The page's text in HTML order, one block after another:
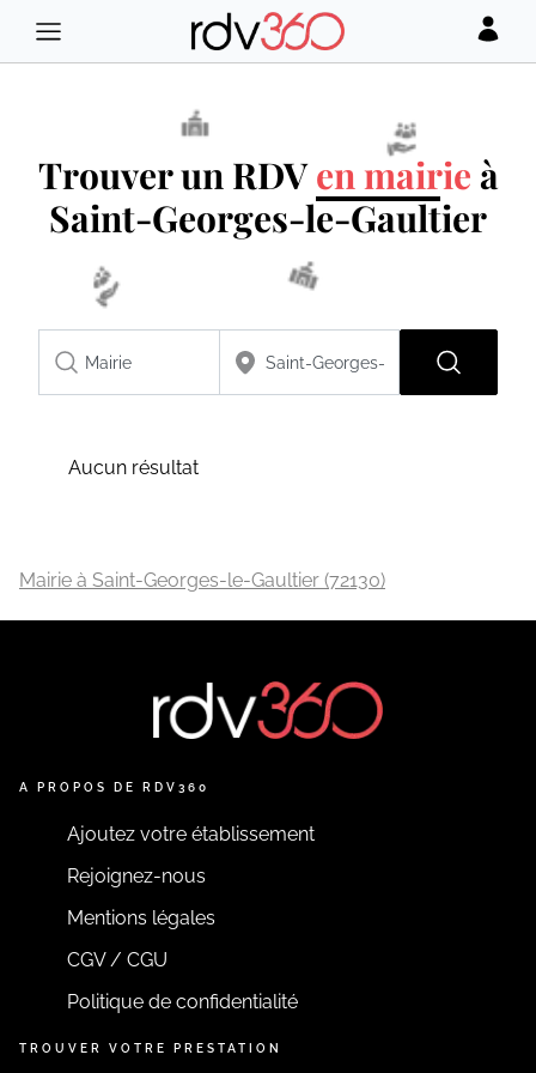
Trouver un RDVen mairie à
Saint-Georges-le-Gaultier
Aucun résultat
Mairie à Saint-Georges-le-Gaultier (72130)
A PROPOS DE RDV360
Ajoutez votre établissement
Rejoignez-nous
Mentions légales
CGV / CGU
Politique de confidentialité
TROUVER VOTRE PRESTATION